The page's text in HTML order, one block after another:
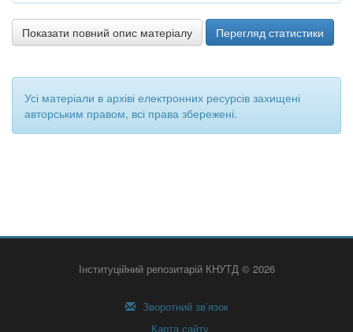
Показати повний опис матеріалу Перегляд статистики
Усі матеріали в архіві електронних ресурсів захищені
авторським правом, всі права збережені.
Інституційний репозитарій КНУТД © 2026
Зворотний зв’язок
Карта сайту